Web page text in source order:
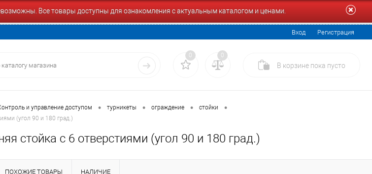
Все товары доступны для ознакомления с актуальным каталогом и ценами.
Вход Регистрация
0 0
В корзине пока пусто
и управление доступом • турникеты • ограждение • стойки •
(угол 90 и 180 град.)
стойка с 6 отверстиями (угол 90 и 180 град.)
ПОХОЖИЕ ТОВАРЫ НАЛИЧИЕ